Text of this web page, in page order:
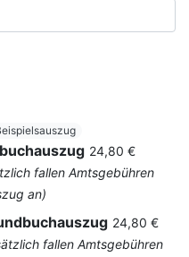
24,80 €
fallen Amtsgebühren
an)
24,80 €
fallen Amtsgebühren